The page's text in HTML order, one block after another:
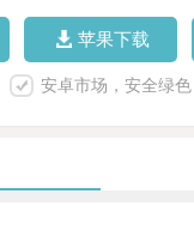
苹果下载
安卓市场，安全绿色